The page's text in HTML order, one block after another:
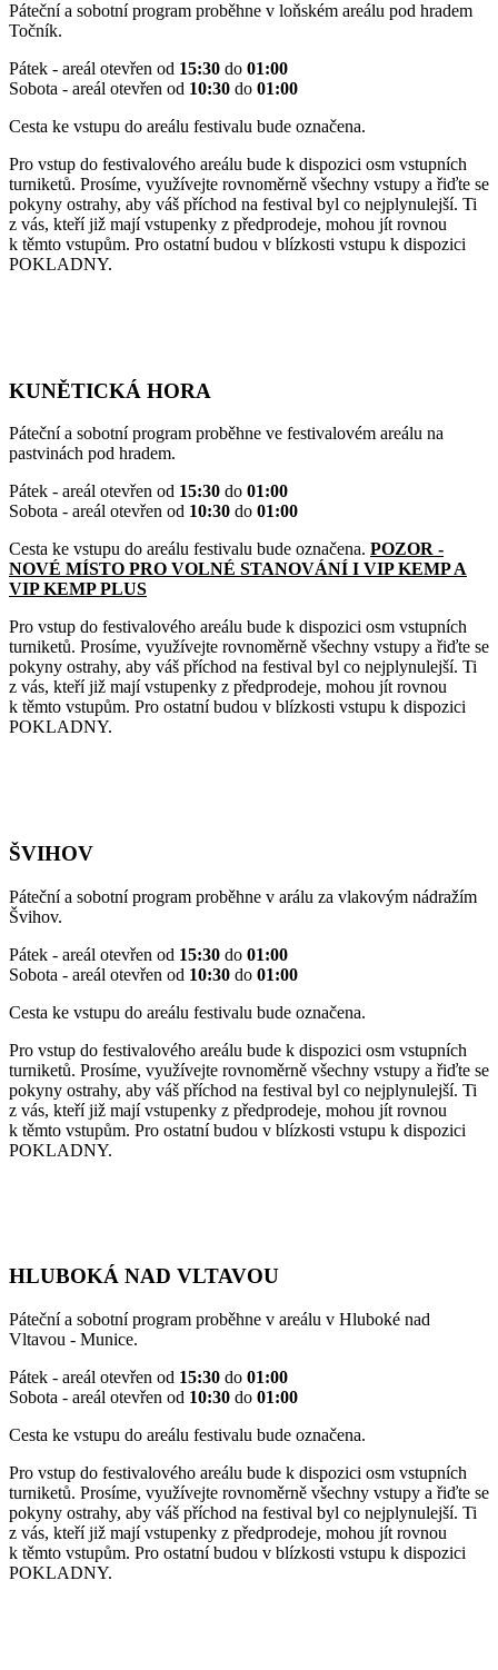
Páteční a sobotní program proběhne v loňském areálu pod hradem
Točník.
Pátek - areál otevřen od 15:30 do 01:00
Sobota - areál otevřen od 10:30 do 01:00
Cesta ke vstupu do areálu festivalu bude označena.
Pro vstup do festivalového areálu bude k dispozici osm vstupních
turniketů. Prosíme, využívejte rovnoměrně všechny vstupy a řiďte se
pokyny ostrahy, aby váš příchod na festival byl co nejplynulejší. Ti
z vás, kteří již mají vstupenky z předprodeje, mohou jít rovnou
k těmto vstupům. Pro ostatní budou v blízkosti vstupu k dispozici
POKLADNY.
KUNĚTICKÁ HORA
Páteční a sobotní program proběhne ve festivalovém areálu na
pastvinách pod hradem.
Pátek - areál otevřen od 15:30 do 01:00
Sobota - areál otevřen od 10:30 do 01:00
Cesta ke vstupu do areálu festivalu bude označena. POZOR -
NOVÉ MÍSTO PRO VOLNÉ STANOVÁNÍ I VIP KEMP A
VIP KEMP PLUS
Pro vstup do festivalového areálu bude k dispozici osm vstupních
turniketů. Prosíme, využívejte rovnoměrně všechny vstupy a řiďte se
pokyny ostrahy, aby váš příchod na festival byl co nejplynulejší. Ti
z vás, kteří již mají vstupenky z předprodeje, mohou jít rovnou
k těmto vstupům. Pro ostatní budou v blízkosti vstupu k dispozici
POKLADNY.
ŠVIHOV
Páteční a sobotní program proběhne v arálu za vlakovým nádražím
Švihov.
Pátek - areál otevřen od 15:30 do 01:00
Sobota - areál otevřen od 10:30 do 01:00
Cesta ke vstupu do areálu festivalu bude označena.
Pro vstup do festivalového areálu bude k dispozici osm vstupních
turniketů. Prosíme, využívejte rovnoměrně všechny vstupy a řiďte se
pokyny ostrahy, aby váš příchod na festival byl co nejplynulejší. Ti
z vás, kteří již mají vstupenky z předprodeje, mohou jít rovnou
k těmto vstupům. Pro ostatní budou v blízkosti vstupu k dispozici
POKLADNY.
HLUBOKÁ NAD VLTAVOU
Páteční a sobotní program proběhne v areálu v Hluboké nad
Vltavou - Munice.
Pátek - areál otevřen od 15:30 do 01:00
Sobota - areál otevřen od 10:30 do 01:00
Cesta ke vstupu do areálu festivalu bude označena.
Pro vstup do festivalového areálu bude k dispozici osm vstupních
turniketů. Prosíme, využívejte rovnoměrně všechny vstupy a řiďte se
pokyny ostrahy, aby váš příchod na festival byl co nejplynulejší. Ti
z vás, kteří již mají vstupenky z předprodeje, mohou jít rovnou
k těmto vstupům. Pro ostatní budou v blízkosti vstupu k dispozici
POKLADNY.